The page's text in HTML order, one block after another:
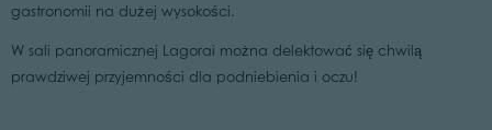
gastronomii na dużej wysokości.
W sali panoramicznej Lagorai można delektować się chwilą
prawdziwej przyjemności dla podniebienia i oczu!